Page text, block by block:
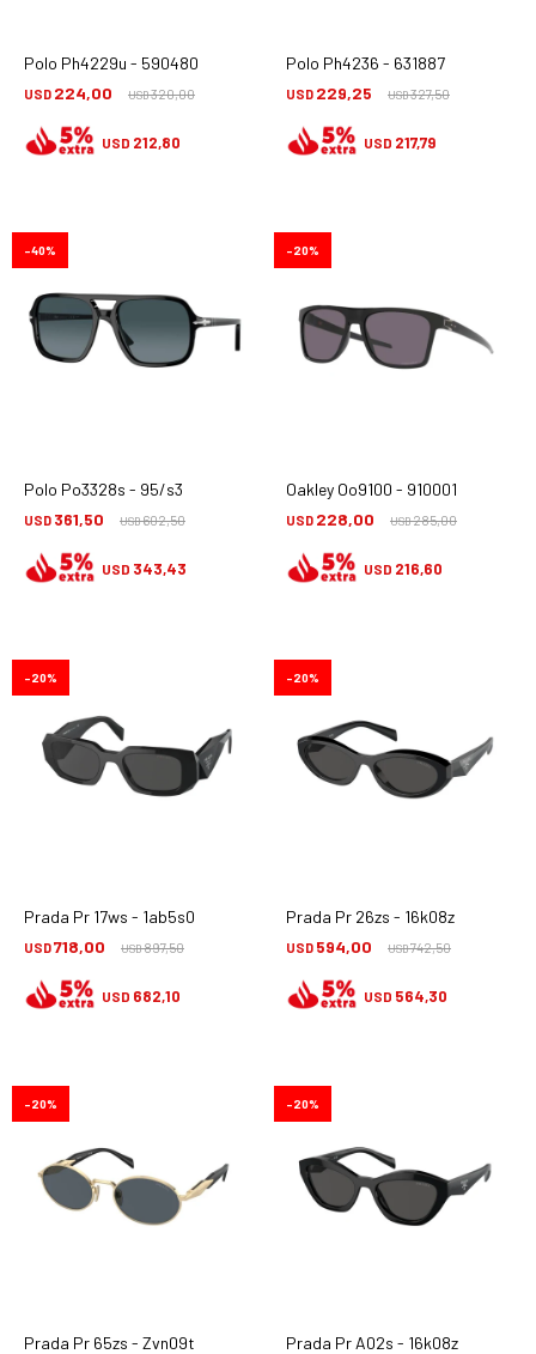
Polo Ph4229u - 590480
USD 224,00 USD320,00
USD 212,80
Polo Ph4236 - 631887
USD 229,25 USD327,50
USD 217,79
Polo Po3328s - 95/s3
USD 361,50 USD602,50
40
USD 343,43
Oakley Oo9100 - 910001
USD 228,00 USD285,00
20
USD 216,60
Prada Pr 17ws - 1ab5s0
USD718,00 USD897,50
20
USD 682,10
Prada Pr 26zs - 16k08z
USD 594,00 USD742,50
20
USD 564,30
Prada Pr 65zs - Zvn09t
20
Prada Pr A02s - 16k08z
20